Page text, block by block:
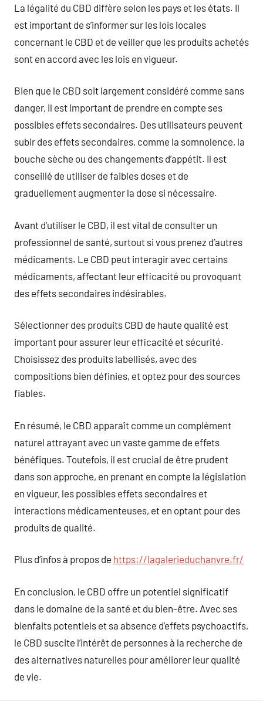
La légalité du CBD diffère selon les pays et les états. Il
est important de s’informer sur les lois locales
concernant le CBD et de veiller que les produits achetés
sont en accord avec les lois en vigueur.
Bien que le CBD soit largement considéré comme sans
danger, il est important de prendre en compte ses
possibles effets secondaires. Des utilisateurs peuvent
subir des effets secondaires, comme la somnolence, la
bouche sèche ou des changements d’appétit. Il est
conseillé de utiliser de faibles doses et de
graduellement augmenter la dose si nécessaire.
Avant d’utiliser le CBD, il est vital de consulter un
professionnel de santé, surtout si vous prenez d’autres
médicaments. Le CBD peut interagir avec certains
médicaments, affectant leur efficacité ou provoquant
des effets secondaires indésirables.
Sélectionner des produits CBD de haute qualité est
important pour assurer leur efficacité et sécurité.
Choisissez des produits labellisés, avec des
compositions bien définies, et optez pour des sources
fiables.
En résumé, le CBD apparaît comme un complément
naturel attrayant avec un vaste gamme de effets
bénéfiques. Toutefois, il est crucial de être prudent
dans son approche, en prenant en compte la législation
en vigueur, les possibles effets secondaires et
interactions médicamenteuses, et en optant pour des
produits de qualité.
Plus d’infos à propos de https://lagalerieduchanvre.fr/
En conclusion, le CBD offre un potentiel significatif
dans le domaine de la santé et du bien-être. Avec ses
bienfaits potentiels et sa absence d’effets psychoactifs,
le CBD suscite l’intérêt de personnes à la recherche de
des alternatives naturelles pour améliorer leur qualité
de vie.